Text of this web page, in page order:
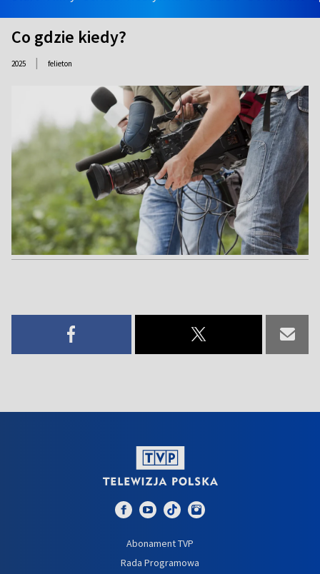
Co gdzie kiedy?
2025 | felieton
Abonament TVP
Rada Programowa